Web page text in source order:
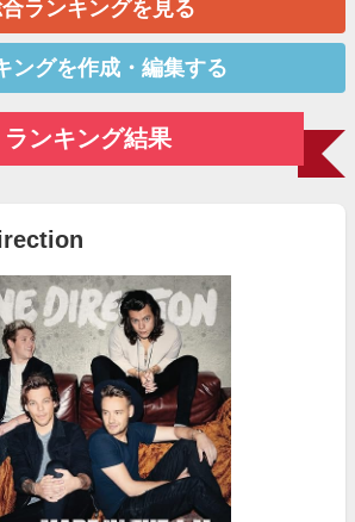
ランキングを見る
ングを作成・編集する
ランキング結果